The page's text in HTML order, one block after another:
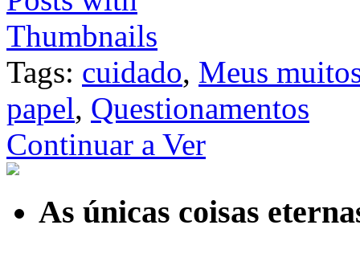
Tags: cuidado, Meus
papel, Questionamentos
Continuar a Ver
As únicas coisas